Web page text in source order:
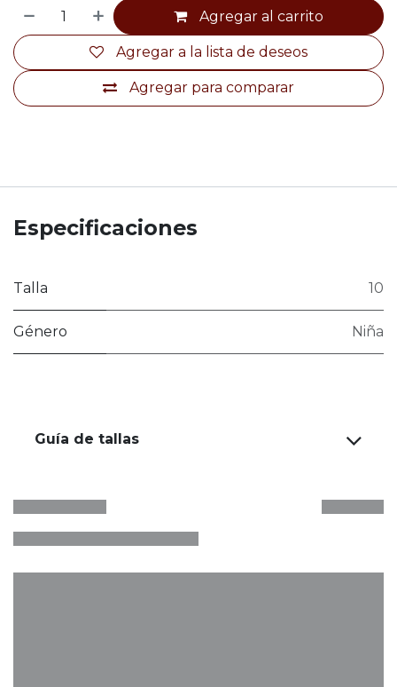
Agregar al carrito
Agregar para comparar
Agregar a la lista de deseos
Especificaciones
Talla 10
Género Niña
Guía de tallas